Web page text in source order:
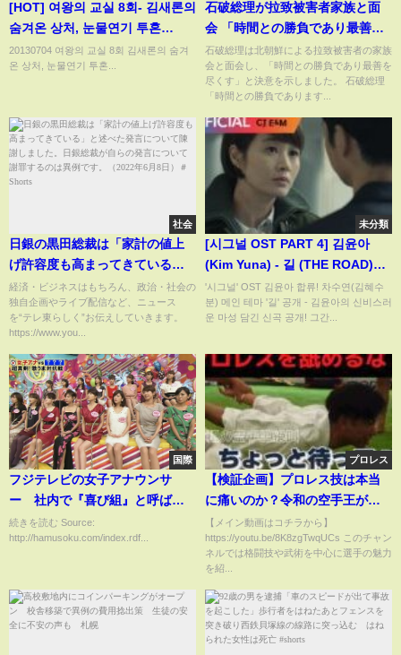
[HOT] 여왕의 교실 8회- 김새론의
숨겨온 상처, 눈물연기 투혼
20130704
20130704 여왕의 교실 8회 김새론의 숨겨
온 상처, 눈물연기 투혼...
石破総理が拉致被害者家族と面
会 「時間との勝負であり最善尽
くす」と決意表明｜
TBS NEWS DIG
石破総理は北朝鮮による拉致被害者の家族
会と面会し、「時間との勝負であり最善を
尽くす」と決意を示しました。 石破総理
「時間との勝負であります...
社会
日銀の黒田総裁は「家計の値上
げ許容度も高まってきている」
と述べた発言について陳謝しま
した。日銀総裁が自らの発言に
ついて謝罪するのは異例です。
経済・ビジネスはもちろん、政治・社会の
独自企画やライブ配信など、ニュース
を“テレ東らしく”お伝えしていきます。
https://www.you...
未分類
[시그널 OST PART 4] 김윤아
(Kim Yuna) - 길 (THE ROAD)
MV
'시그널' OST 김윤아 합류! 차수연(김혜수
분) 메인 테마 '길' 공개 - 김윤아의 신비스러
운 마성 담긴 신곡 공개! 그간...
国際
フジテレビの女子アナウンサ
ー 社内で『喜び組』と呼ばれ
スポンサーや芸能プロダクショ
ンとの性接待に使われる
続きを読む Source:
http://hamusoku.com/index.rdf...
プロレス
【検証企画】プロレス技は本当
に痛いのか？令和の空手王が体
を張る！
【メイン動画はコチラから】
https://youtu.be/8K8zgTwqUCs このチャン
ネルでは格闘技や武術を中心に選手の魅力
を紹...